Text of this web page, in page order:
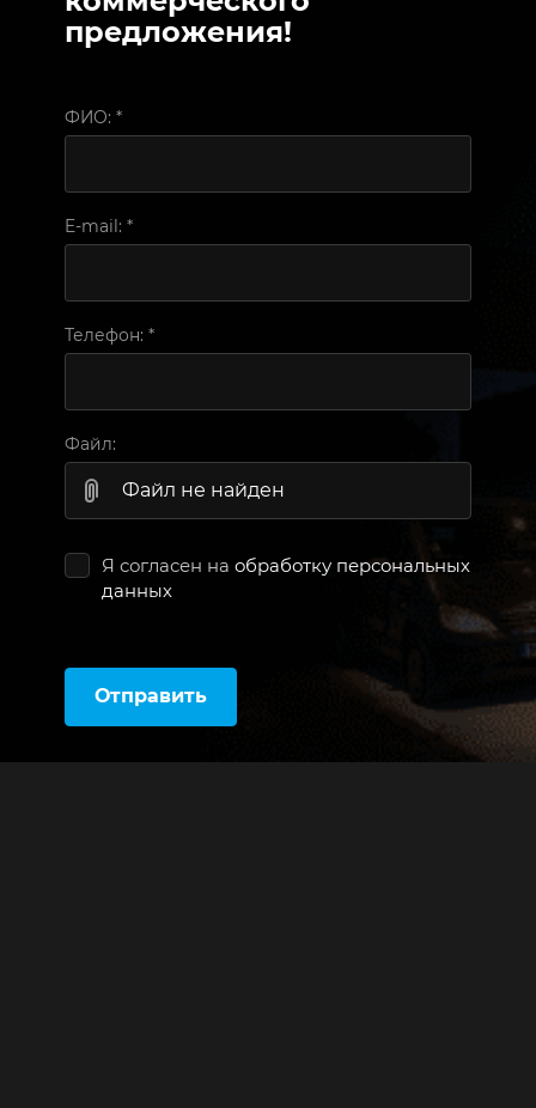
предложения!
ФИО: *
E-mail: *
Телефон: *
Файл:
Файл не найден
Я согласен на обработку персональных
данных
Отправить